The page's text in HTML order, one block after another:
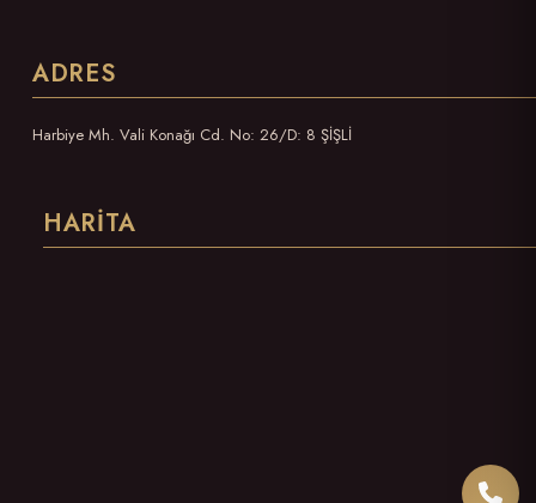
ADRES
Harbiye Mh. Vali Konağı Cd. No: 26/D: 8 ŞİŞLİ
HARITA